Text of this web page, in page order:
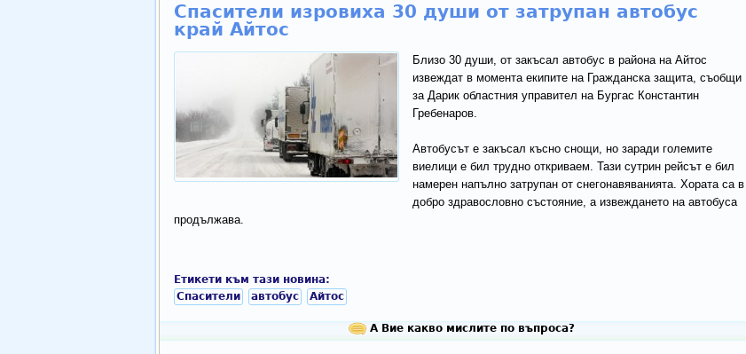
Спасители изровиха 30 души от затрупан автобус
край Айтос
Близо 30 души, от закъсал автобус в района на Айтос
извеждат в момента екипите на Гражданска защита, съобщи
за Дарик областния управител на Бургас Константин
Гребенаров.
Автобусът е закъсал късно снощи, но заради големите
виелици е бил трудно откриваем. Тази сутрин рейсът е бил
намерен напълно затрупан от снегонавяванията. Хората са в
добро здравословно състояние, а извеждането на автобуса
продължава.
Етикети към тази новина:
Спасители
автобус Айтос
А Вие какво мислите по въпроса?